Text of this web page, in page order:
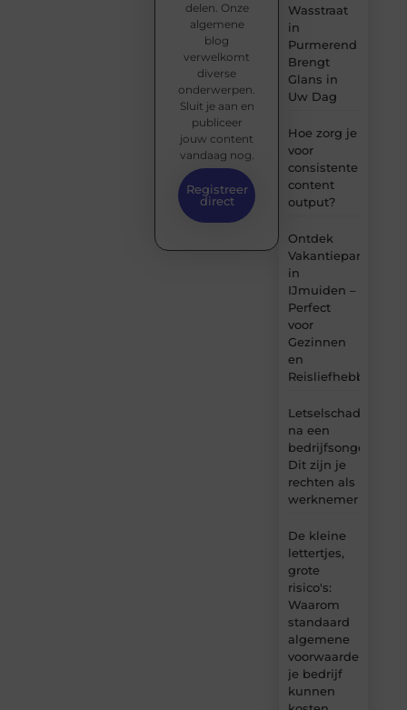
Wasstraat
in
Purmerend
Brengt
Glans in
Uw Dag
Hoe zorg je
voor
consistente
content
output?
Ontdek
Vakantiepark
in
IJmuiden –
Perfect
voor
Gezinnen
en
Reisliefhebbers
Letselschade
na een
bedrijfsongeval:
Dit zijn je
rechten als
werknemer
De kleine
lettertjes,
grote
risico's:
Waarom
standaard
algemene
voorwaarden
je bedrijf
kunnen
delen. Onze
algemene
blog
verwelkomt
diverse
onderwerpen.
Sluit je aan en
publiceer
jouw content
vandaag nog.
Registreer
direct